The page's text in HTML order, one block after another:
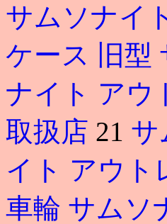
サムソナイ
ケース 旧型
ナイト アウ
取扱店 21 サ
イト アウト
車輪 サムソ